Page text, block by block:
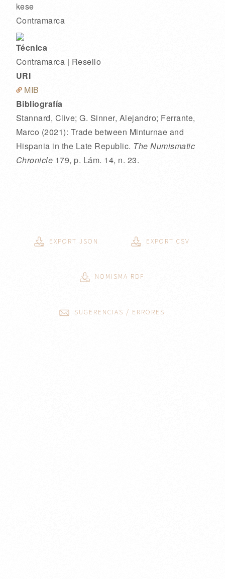
kese
Contramarca
Técnica
Contramarca | Resello
URI
MIB
Bibliografía
Stannard, Clive; G. Sinner, Alejandro; Ferrante,
Marco (2021): Trade between Minturnae and
Hispania in the Late Republic. The Numismatic
Chronicle 179, p. Lám. 14, n. 23.